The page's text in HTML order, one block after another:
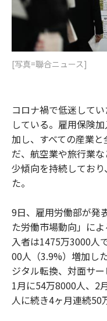
[写真=聯合ニュース]
コロナ禍で低迷して
している。雇用保険
加し、すべての産業
だ、航空業や旅行業
少傾向を持続してお
た。
9日、雇用労働部が発
た労働市場動向」に
入者は1475万3000人
00人（3.9%）増加し
ジタル転換、対面サー
1月に54万8000人、2
人に続き4ヶ月連続50